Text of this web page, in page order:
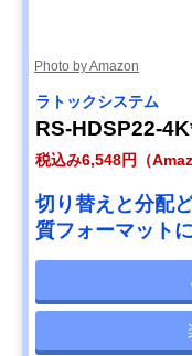
Photo by Amazon
ラトックシステム
RS-HDSP22-
税込み6,548円（
切り替えと分配
質フォーマット